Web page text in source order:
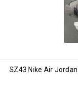
SZ43 Nike Air